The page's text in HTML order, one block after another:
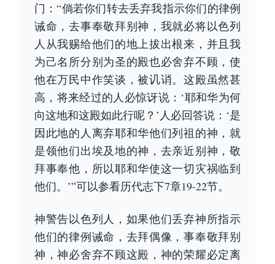
门：“倘若你们转去丢弃我指示你们的律例
诫命，去事奉敬拜别神，我就必将以色列
人从我赐给他们的地上拔出根来，并且我
为己名所分别为圣的殿也必舍弃不顾，使
他在万民中作笑谈，被讥诮。这殿虽然甚
高，将来经过的人必惊讶说：‘耶和华为何
向这地和这殿如此行呢？’人必回答说：‘是
因此地的人离弃耶和华他们列祖的神，就
是领他们出埃及地的神，去亲近别神，敬
拜事奉他，所以耶和华使这一切灾祸临到
他们。’”可以参看历代志下7章19-22节。
神警告以色列人，如果他们丢弃神所指示
他们的律例诫命，去拜偶像，事奉敬拜别
神，神必舍弃不顾这殿，神的荣耀必定离